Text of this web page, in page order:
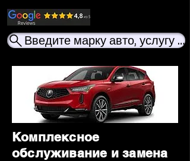
Введите марку авто, услугу
Комплексное
обслуживание и замена